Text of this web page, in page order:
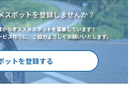
スポットを登録しませんか？
らオススメスポットを募集しています！
ス作りに、ご協力よろしくお願いいたします。
ットを登録する